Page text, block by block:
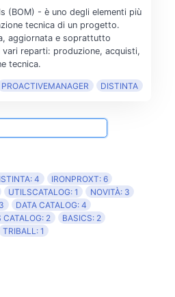
(BOM) - è uno degli elementi più
tecnica di un progetto.
aggiornata e soprattutto
reparti: produzione, acquisti,
tecnica.
PROACTIVEMANAGER DISTINTA
4
IRONPROXT: 6
UTILSCATALOG: 1
NOVITÀ: 3
DATA CATALOG: 4
CATALOG: 2
BASICS: 2
TRIBALL: 1